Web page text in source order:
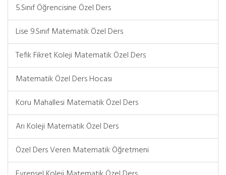
5.Sınıf Öğrencisine Özel Ders
Lise 9.Sınıf Matematik Özel Ders
Tefik Fikret Koleji Matematik Özel Ders
Matematik Özel Ders Hocası
Koru Mahallesi Matematik Özel Ders
Arı Koleji Matematik Özel Ders
Özel Ders Veren Matematik Öğretmeni